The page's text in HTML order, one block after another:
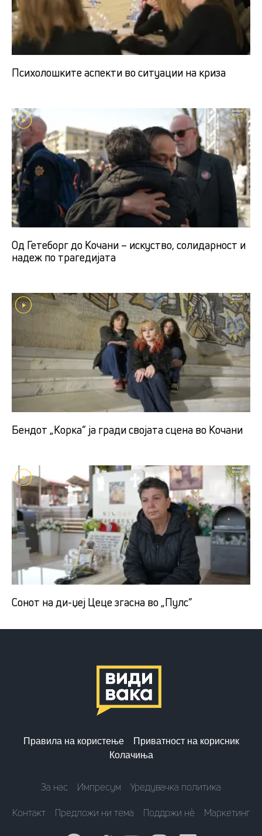
Психолошките аспекти во ситуации на криза
Од Гетеборг до Кочани – искуство, солидарност и
надеж по трагедијата
Бендот „Корка“ ја гради својата сцена во Кочани
Сонот на ди-џеј Цеце згасна во „Пулс”
Правила на користење
Приватност на корисник
Колачиња
За нас Импресум
Уредувачка политика
Контакт
Предложи ни тема Поддржи нè Маркетинг